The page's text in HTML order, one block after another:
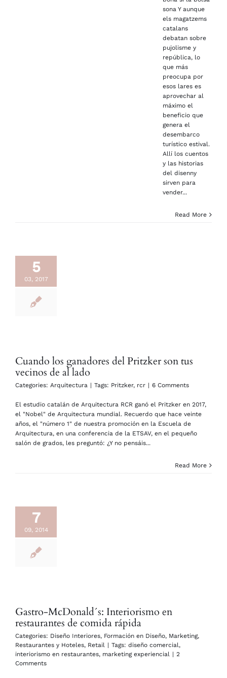
sona Y aunque
els magatzems
catalans
debatan sobre
pujolisme y
república, lo
que más
preocupa por
esos lares es
aprovechar al
máximo el
beneficio que
genera el
desembarco
turístico estival.
Allí los cuentos
y las historias
del disenny
sirven para
vender...
Read More
5
03, 2017
Cuando los ganadores del Pritzker son tus
vecinos de al lado
Categories: Arquitectura | Tags: Pritzker, rcr | 6 Comments
El estudio catalán de Arquitectura RCR ganó el Pritzker en 2017,
el "Nobel" de Arquitectura mundial. Recuerdo que hace veinte
años, el "número 1" de nuestra promoción en la Escuela de
Arquitectura, en una conferencia de la ETSAV, en el pequeño
salón de grados, les preguntó: ¿Y no pensáis...
Read More
7
09, 2014
Gastro-McDonald´s: Interiorismo en
restaurantes de comida rápida
Categories: Diseño Interiores, Formación en Diseño, Marketing,
Restaurantes y Hoteles, Retail | Tags: diseño comercial,
interiorismo en restaurantes, marketing experiencial | 2
Comments